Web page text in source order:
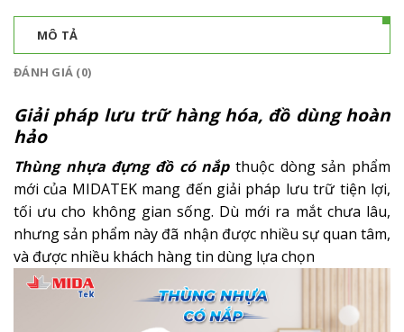
MÔ TẢ
ĐÁNH GIÁ (0)
Giải pháp lưu trữ hàng hóa, đồ dùng hoàn
hảo
Thùng nhựa đựng đồ có nắpthuộc dòng sản phẩm
mới của MIDATEK mang đến giải pháp lưu trữ tiện lợi,
tối ưu cho không gian sống. Dù mới ra mắt chưa lâu,
nhưng sản phẩm này đã nhận được nhiều sự quan tâm,
và được nhiều khách hàng tin dùng lựa chọn